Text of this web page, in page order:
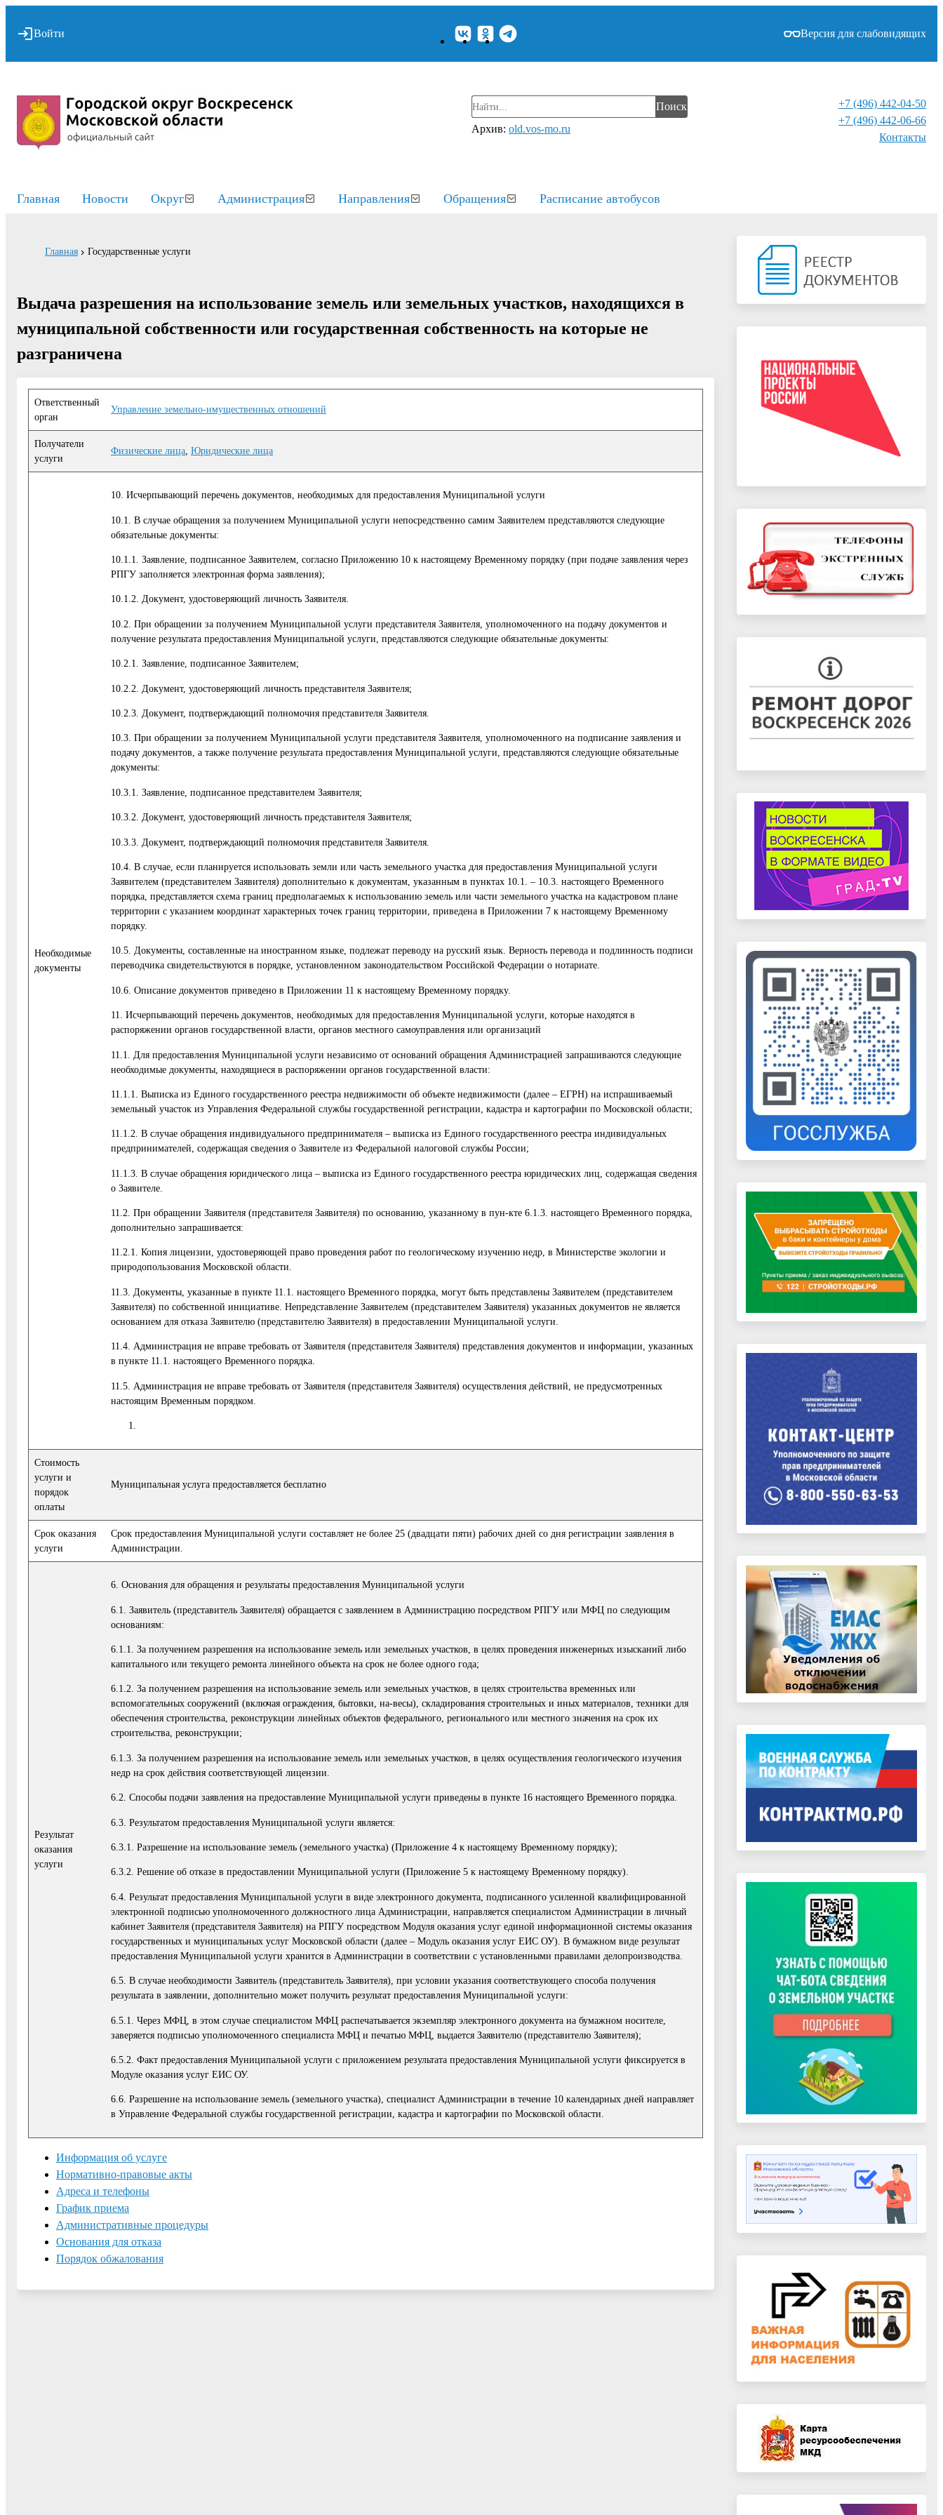
Войти Версия для слабовидящих
Поиск
Архив: old.vos-mo.ru
+7 (496) 442-04-50
+7 (496) 442-06-66
Контакты⁠
Главная Новости Округ Администрация Направления Обращения Расписание автобусов
Главная Государственные услуги
Выдача разрешения на использование земель или земельных участков, находящихся в
муниципальной собственности или государственная собственность на которые не
разграничена
Ответственный
орган
Управление земельно-имущественных отношений
Получатели
услуги
Физические лица Юридические лица
Необходимые
документы
10. Исчерпывающий перечень документов, необходимых для предоставления Муниципальной услуги
10.1. В случае обращения за получением Муниципальной услуги непосредственно самим Заявителем представляются следующие
обязательные документы:
10.1.1. Заявление, подписанное Заявителем, согласно Приложению 10 к настоящему Временному порядку (при подаче заявления через
РПГУ заполняется электронная форма заявления);
10.1.2. Документ, удостоверяющий личность Заявителя.
10.2. При обращении за получением Муниципальной услуги представителя Заявителя, уполномоченного на подачу документов и
получение результата предоставления Муниципальной услуги, представляются следующие обязательные документы:
10.2.1. Заявление, подписанное Заявителем;
10.2.2. Документ, удостоверяющий личность представителя Заявителя;
10.2.3. Документ, подтверждающий полномочия представителя Заявителя.
10.3. При обращении за получением Муниципальной услуги представителя Заявителя, уполномоченного на подписание заявления и
подачу документов, а также получение результата предоставления Муниципальной услуги, представляются следующие обязательные
документы:
10.3.1. Заявление, подписанное представителем Заявителя;
10.3.2. Документ, удостоверяющий личность представителя Заявителя;
10.3.3. Документ, подтверждающий полномочия представителя Заявителя.
10.4. В случае, если планируется использовать земли или часть земельного участка для предоставления Муниципальной услуги
Заявителем (представителем Заявителя) дополнительно к документам, указанным в пунктах 10.1. – 10.3. настоящего Временного
порядка, представляется схема границ предполагаемых к использованию земель или части земельного участка на кадастровом плане
территории с указанием координат характерных точек границ территории, приведена в Приложении 7 к настоящему Временному
порядку.
10.5. Документы, составленные на иностранном языке, подлежат переводу на русский язык. Верность перевода и подлинность подписи
переводчика свидетельствуются в порядке, установленном законодательством Российской Федерации о нотариате.
10.6. Описание документов приведено в Приложении 11 к настоящему Временному порядку.
11. Исчерпывающий перечень документов, необходимых для предоставления Муниципальной услуги, которые находятся в
распоряжении органов государственной власти, органов местного самоуправления или организаций
11.1. Для предоставления Муниципальной услуги независимо от оснований обращения Администрацией запрашиваются следующие
необходимые документы, находящиеся в распоряжении органов государственной власти:
11.1.1. Выписка из Единого государственного реестра недвижимости об объекте недвижимости (далее – ЕГРН) на испрашиваемый
земельный участок из Управления Федеральной службы государственной регистрации, кадастра и картографии по Московской области;
11.1.2. В случае обращения индивидуального предпринимателя – выписка из Единого государственного реестра индивидуальных
предпринимателей, содержащая сведения о Заявителе из Федеральной налоговой службы России;
11.1.3. В случае обращения юридического лица – выписка из Единого государственного реестра юридических лиц, содержащая сведения
о Заявителе.
11.2. При обращении Заявителя (представителя Заявителя) по основанию, указанному в пун-кте 6.1.3. настоящего Временного порядка,
дополнительно запрашивается:
11.2.1. Копия лицензии, удостоверяющей право проведения работ по геологическому изучению недр, в Министерстве экологии и
природопользования Московской области.
11.3. Документы, указанные в пункте 11.1. настоящего Временного порядка, могут быть представлены Заявителем (представителем
Заявителя) по собственной инициативе. Непредставление Заявителем (представителем Заявителя) указанных документов не является
основанием для отказа Заявителю (представителю Заявителя) в предоставлении Муниципальной услуги.
11.4. Администрация не вправе требовать от Заявителя (представителя Заявителя) представления документов и информации, указанных
в пункте 11.1. настоящего Временного порядка.
11.5. Администрация не вправе требовать от Заявителя (представителя Заявителя) осуществления действий, не предусмотренных
настоящим Временным порядком.
Стоимость
услуги и
порядок
оплаты
Муниципальная услуга предоставляется бесплатно
Cрок оказания
услуги
Срок предоставления Муниципальной услуги составляет не более 25 (двадцати пяти) рабочих дней со дня регистрации заявления в
Администрации.
Результат
оказания
услуги
6. Основания для обращения и результаты предоставления Муниципальной услуги
6.1. Заявитель (представитель Заявителя) обращается с заявлением в Администрацию посредством РПГУ или МФЦ по следующим
основаниям:
6.1.1. За получением разрешения на использование земель или земельных участков, в целях проведения инженерных изысканий либо
капитального или текущего ремонта линейного объекта на срок не более одного года;
6.1.2. За получением разрешения на использование земель или земельных участков, в целях строительства временных или
вспомогательных сооружений (включая ограждения, бытовки, на-весы), складирования строительных и иных материалов, техники для
обеспечения строительства, реконструкции линейных объектов федерального, регионального или местного значения на срок их
строительства, реконструкции;
6.1.3. За получением разрешения на использование земель или земельных участков, в целях осуществления геологического изучения
недр на срок действия соответствующей лицензии.
6.2. Способы подачи заявления на предоставление Муниципальной услуги приведены в пункте 16 настоящего Временного порядка.
6.3. Результатом предоставления Муниципальной услуги является:
6.3.1. Разрешение на использование земель (земельного участка) (Приложение 4 к настоящему Временному порядку);
6.3.2. Решение об отказе в предоставлении Муниципальной услуги (Приложение 5 к настоящему Временному порядку).
6.4. Результат предоставления Муниципальной услуги в виде электронного документа, подписанного усиленной квалифицированной
электронной подписью уполномоченного должностного лица Администрации, направляется специалистом Администрации в личный
кабинет Заявителя (представителя Заявителя) на РПГУ посредством Модуля оказания услуг единой информационной системы оказания
государственных и муниципальных услуг Московской области (далее – Модуль оказания услуг ЕИС ОУ). В бумажном виде результат
предоставления Муниципальной услуги хранится в Администрации в соответствии с установленными правилами делопроизводства.
6.5. В случае необходимости Заявитель (представитель Заявителя), при условии указания соответствующего способа получения
результата в заявлении, дополнительно может получить результат предоставления Муниципальной услуги:
6.5.1. Через МФЦ, в этом случае специалистом МФЦ распечатывается экземпляр электронного документа на бумажном носителе,
заверяется подписью уполномоченного специалиста МФЦ и печатью МФЦ, выдается Заявителю (представителю Заявителя);
6.5.2. Факт предоставления Муниципальной услуги с приложением результата предоставления Муниципальной услуги фиксируется в
Модуле оказания услуг ЕИС ОУ.
6.6. Разрешение на использование земель (земельного участка), специалист Администрации в течение 10 календарных дней направляет
в Управление Федеральной службы государственной регистрации, кадастра и картографии по Московской области.
Информация об услуге
Нормативно-правовые акты
Адреса и телефоны
График приема
Административные процедуры
Основания для отказа
Порядок обжалования